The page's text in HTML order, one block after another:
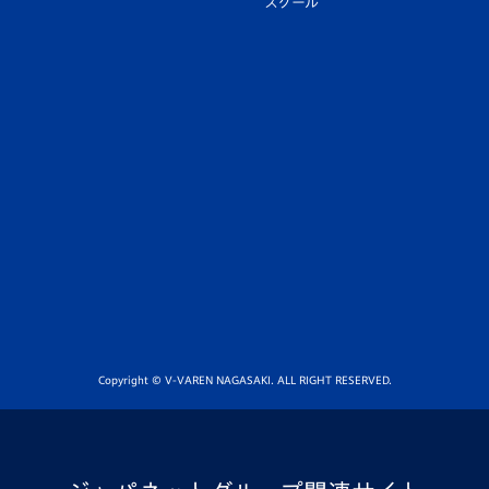
Copyright © V-VAREN NAGASAKI. ALL RIGHT RESERVED.